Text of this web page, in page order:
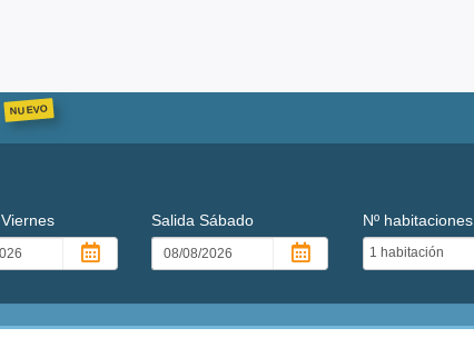
Viernes SalidaSábado Nº habitaciones